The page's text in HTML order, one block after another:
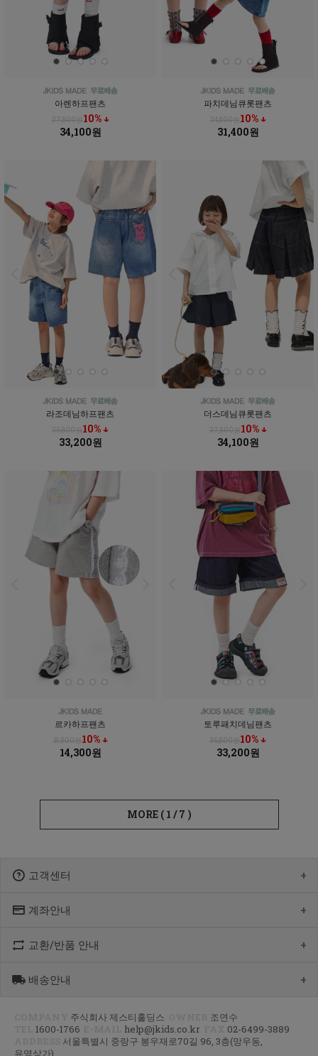
아렌하프팬츠
37,800원10% ↓
34,100원
파치데님큐롯팬츠
34,800원10% ↓
31,400원
라조데님하프팬츠
36,800원10% ↓
33,200원
더스데님큐롯팬츠
37,800원10% ↓
34,100원
르카하프팬츠
15,800원10% ↓
14,300원
토루패치데님팬츠
36,800원10% ↓
33,200원
MORE ( 1 /7 )
고객센터
1600-1766
[점심] 12:00 ~ 13:00
[금] 08:30 ~ 12:30
계좌안내
우리 1005-302-047686
예금주 : 제스티홀딩스
교환/반품 안내
제품수령 후 반품을 하시려면 수령 후 7일 이내에 마이페이지내에서
CJ대한통운(1588-1255)으로 반품접수 또는 인터넷사이트에서 온라인
접수 후 픽업요청해주세요.
배송안내
평균 상품 준비기간은 주말제외 2~4일까지 소요될수 있습니다.
(주말 및 공휴일 제외, 제주 도서 산간 지역은 추가로 1~2일이 더
소요됩니다.)
주문하신 상품이 입고가 늦어지는 상품이거나 주문 제작 상품일 경우엔
주식회사 제스티홀딩스
조연수
1600-1766 help@jkids.co.kr
02-6499-3889
서울특별시 중랑구 봉우재로70길 96, 3층(망우동,
유영상가)